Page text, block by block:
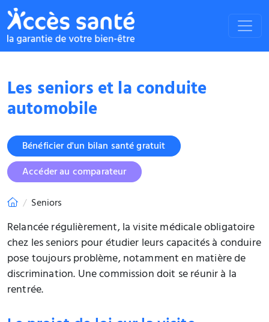
Les seniors et la conduite
automobile
Bénéficier d'un bilan santé gratuit
Accéder au comparateur
Seniors
Relancée régulièrement, la visite médicale obligatoire
chez les seniors pour étudier leurs capacités à conduire
pose toujours problème, notamment en matière de
discrimination. Une commission doit se réunir à la
rentrée.